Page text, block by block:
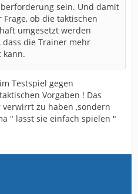
sein. Und damit
ob die taktischen
umgesetzt werden
die Trainer mehr
kann.
Testspiel gegen
Vorgaben ! Das
zu haben ,sondern
" lasst sie einfach spielen "